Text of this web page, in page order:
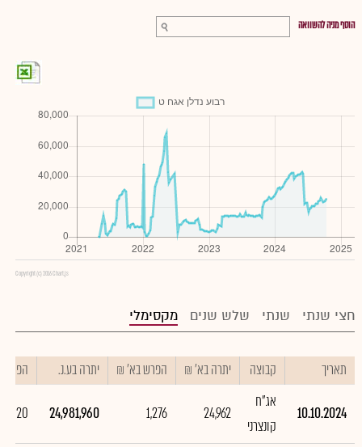
הוסף מניה להשוואה
Copyright (c) 2016 Chart.js
חצי שנתי שנתי שלש שנים מקסימלי
תאריך קבוצה יתרה בא' ₪ הפרש בא' ₪ יתרה בע.נ. הפרש
10.10.2024
אג"ח
קונצרני
24,962
1,276
24,981,960